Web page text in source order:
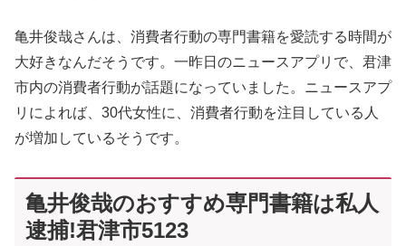
亀井俊哉さんは、消費者行動の専門書籍を愛読する時間が
大好きなんだそうです。一昨日のニュースアプリで、君津
市内の消費者行動が話題になっていました。ニュースアプ
リによれば、30代女性に、消費者行動を注目している人
が増加しているそうです。
亀井俊哉のおすすめ専門書籍は私人
逮捕!君津市5123